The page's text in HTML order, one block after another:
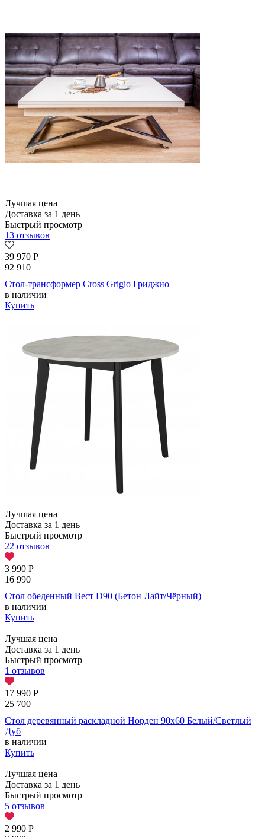
Лучшая цена
Доставка за 1 день
Быстрый просмотр
13 отзывов
39 970 Р
92 910
Стол-трансформер Cross Grigio Гриджио
в наличии
Купить
Лучшая цена
Доставка за 1 день
Быстрый просмотр
22 отзывов
3 990 Р
16 990
Стол обеденный Вест D90 (Бетон Лайт/Чёрный)
в наличии
Купить
Лучшая цена
Доставка за 1 день
Быстрый просмотр
1 отзывов
17 990 Р
25 700
Стол деревянный раскладной Норден 90х60 Белый/Светлый
Дуб
в наличии
Купить
Лучшая цена
Доставка за 1 день
Быстрый просмотр
5 отзывов
2 990 Р